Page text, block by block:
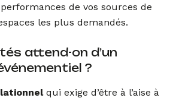
de vos sources de
les plus demandés.
attend-on d’un
?
qui exige d’être à l’aise à